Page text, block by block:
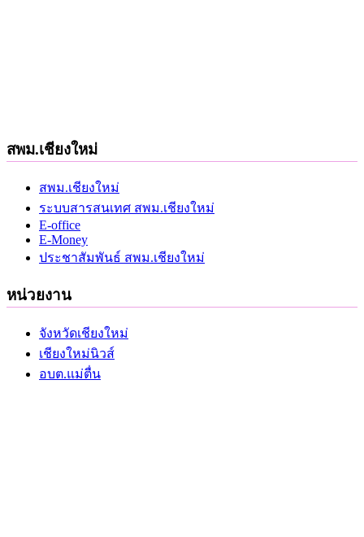
สพม.เชียงใหม่
สพม.เชียงใหม่
ระบบสารสนเทศ สพม.เชียงใหม่
E-office
E-Money
ประชาสัมพันธ์ สพม.เชียงใหม่
หน่วยงาน
จังหวัดเชียงใหม่
เชียงใหม่นิวส์
อบต.แม่ตื่น